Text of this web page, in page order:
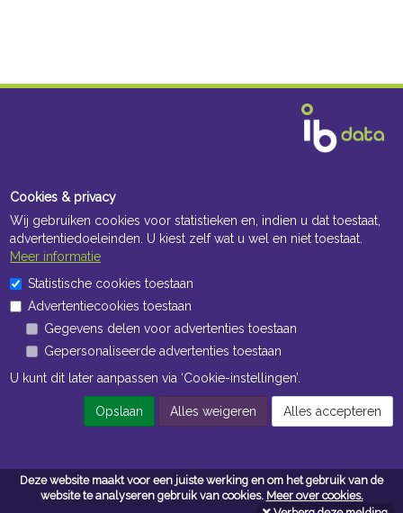
Deze website maakt voor een juiste werking en om het gebruik van de
website te analyseren gebruik van cookies. Meer over cookies.
Openingstijden Kantoor
ma t/m vr 8:30 uur tot 17:00 uur
Openingstijden Magazijn
ma t/m vr 7:00 uur tot 16:30 uur
Algemene voorwaarden
Cookies & privacy
Wij gebruiken cookies voor statistieken en, indien u dat toestaat,
advertentiedoeleinden. U kiest zelf wat u wel en niet toestaat.
Meer informatie
Statistische cookies toestaan
Advertentiecookies toestaan
Gegevens delen voor advertenties toestaan
Gepersonaliseerde advertenties toestaan
U kunt dit later aanpassen via ‘Cookie-instellingen’.
Opslaan Alles weigeren Alles accepteren